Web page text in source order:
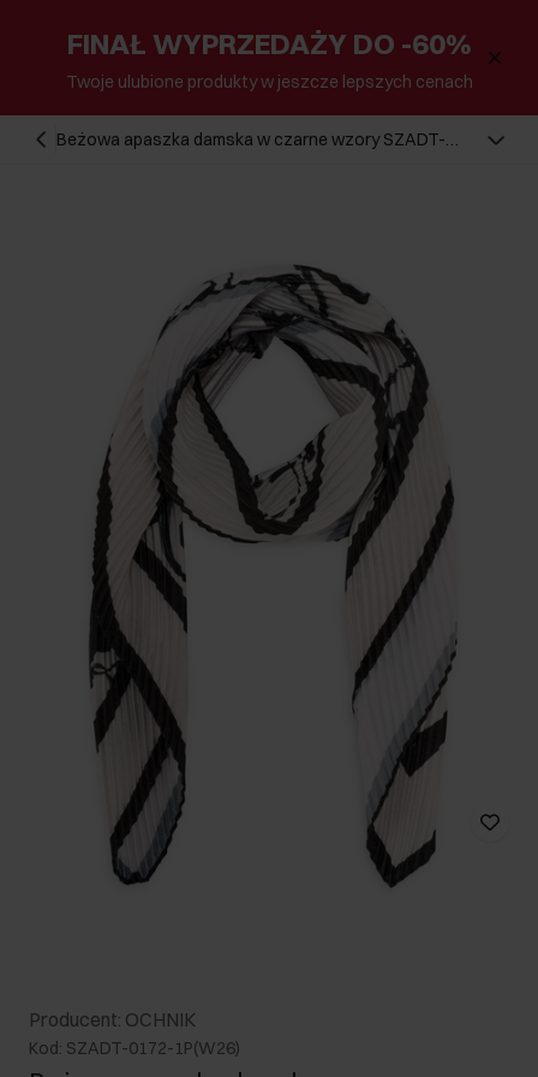
FINAŁ WYPRZEDAŻY DO -60%
Twoje ulubione produkty w jeszcze lepszych cenach
Beżowa apaszka damska w czarne wzory SZADT-
Producent: OCHNIK
Kod: SZADT-0172-1P(W26)